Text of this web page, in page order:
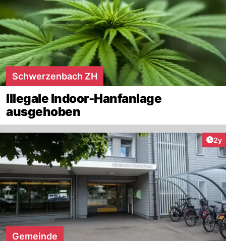
Schwerzenbach ZH
Illegale Indoor-Hanfanlage
ausgehoben
2y
Gemeinde